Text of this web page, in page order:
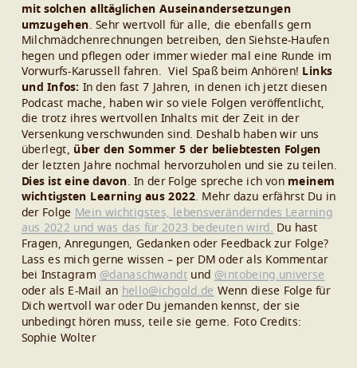
mit solchen alltäglichen Auseinandersetzungen
umzugehen
Sehr wertvoll für alle, die ebenfalls gern
Milchmädchenrechnungen betreiben, den Siehste-Haufen
hegen und pflegen oder immer wieder mal eine Runde im
Vorwurfs-Karussell fahren.
Viel Spaß beim Anhören! Links
und Infos: In den fast 7 Jahren, in denen ich jetzt diesen
Podcast mache, haben wir so viele Folgen veröffentlicht,
die trotz ihres wertvollen Inhalts mit der Zeit in der
Versenkung verschwunden sind. Deshalb haben wir uns
überlegt, über den Sommer 5 der beliebtesten Folgen
der letzten Jahre nochmal hervorzuholen und sie zu teilen.
Dies ist eine davon
In der Folge spreche ich von meinem
wichtigsten Learning aus 2022 . Mehr dazu erfährst Du in
der Folge Mein wichtigstes, lebensveränderndes Learning
aus 2022 und was das für 2023 bedeuten wird. Du hast
Fragen, Anregungen, Gedanken oder Feedback zur Folge?
Lass es mich gerne wissen – per DM oder als Kommentar
bei Instagram @danaschwandt und @intobeing.universe
oder als E-Mail an hello@ichgold.de Wenn diese Folge für
Dich wertvoll war oder Du jemanden kennst, der sie
unbedingt hören muss, teile sie gerne.
Foto Credits:
Sophie Wolter